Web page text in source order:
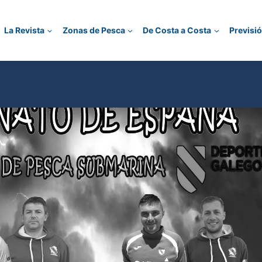
La Revista Zonas de Pesca De Costa a Costa